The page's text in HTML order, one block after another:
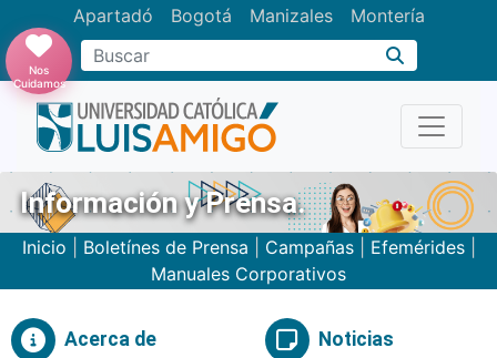
Apartadó Bogotá Manizales Montería
Buscar
Nos
Cuidamos
Información y Prensa.
Inicio Boletínes de Prensa Campañas| Efemérides|
Manuales Corporativos
Acerca de Noticias